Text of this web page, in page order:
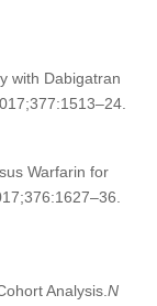
with Dabigatran
Warfarin for
Analysis.N